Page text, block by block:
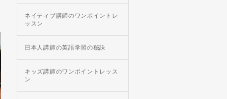
ネイティブ講師のワンポイントレ
ッスン
日本人講師の英語学習の秘訣
キッズ講師のワンポイントレッス
ン